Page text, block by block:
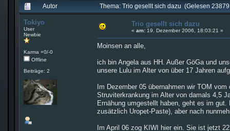
Autor
Thema: Trio gesellt sich dazu (Gelesen
Tokiyo
User
Newbie
Karma +0/-0
Offline
Beiträge: 2
Trio gesellt sich dazu
« am:19. Dezember 2006, 18:03:21 »
Moinsen an alle,
ich bin Angela aus HH. Außer GöGa und
unsere Lulu im Alter von über 17 Jahren
Im Dezember 05 übernahmen wir TOM
Struviterkrankung im Alter von damals 4,5
Ernähung umgestellt haben, geht es im
zusätzlich Uropet-Paste), aber nach
Im April 06 zog KIWI hier ein. Sie ist jetzt